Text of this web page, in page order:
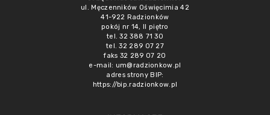
ul. Męczenników Oświęcimia 42
41-922 Radzionków
pokój nr 14, II piętro
tel. 32 388 71 30
tel. 32 289 07 27
faks 32 289 07 20
e-mail: um@radzionkow.pl
adres strony BIP:
https://bip.radzionkow.pl